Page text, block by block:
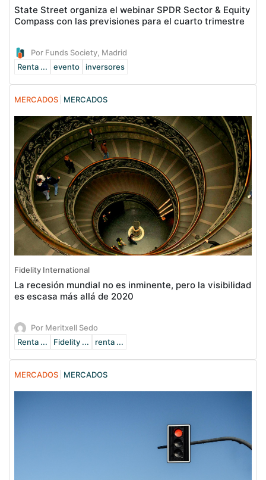
State Street organiza el webinar SPDR Sector & Equity
Compass con las previsiones para el cuarto trimestre
Por Funds Society, Madrid
Renta ...
evento inversores
MERCADOS MERCADOS
Fidelity International
La recesión mundial no es inminente, pero la visibilidad
es escasa más allá de 2020
Por Meritxell Sedo
Renta ...
Fidelity ... renta ...
MERCADOS MERCADOS